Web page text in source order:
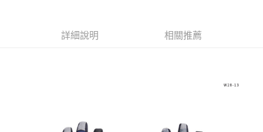
１．透過由恩沛科技股份有限公司提供之「AFTEE先享後付」服務完成之交
易，需依本服務之必要範圍內提供個人資料，並將交易相關給付款項請求債
３．未成年的使用者請事先徵得法定代理人或監護人之同意方可使用
時審查核予不同之上限額度；若仍有額度不足之情形，本公司將視審查結果
詳細說明 相關推薦